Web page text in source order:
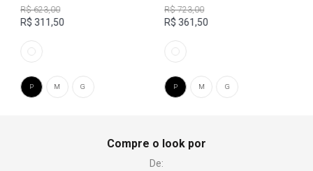
R$ 623,00
R$ 311,50
G
M
P
R$ 723,00
R$ 361,50
G
M
P
Compre o look por
De: